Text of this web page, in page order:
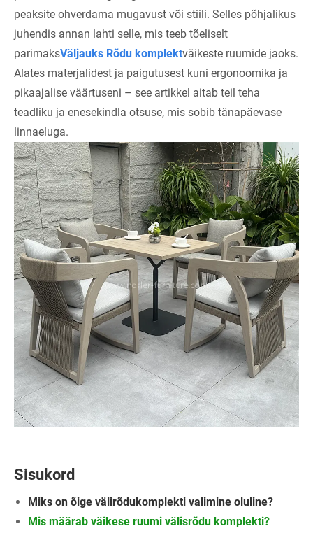
peaksite ohverdama mugavust või stiili. Selles põhjalikus
juhendis annan lahti selle, mis teeb tõeliselt
parimaksVäljauks Rõdu komplektväikeste ruumide jaoks.
Alates materjalidest ja paigutusest kuni ergonoomika ja
pikaajalise väärtuseni – see artikkel aitab teil teha
teadliku ja enesekindla otsuse, mis sobib tänapäevase
linnaeluga.
Sisukord
Miks on õige välirõdukomplekti valimine oluline?
Mis määrab väikese ruumi välisrõdu komplekti?